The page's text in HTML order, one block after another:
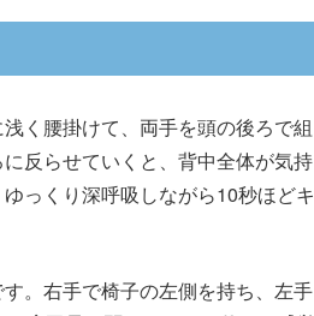
く腰掛けて、両手を頭の後ろで組
反らせていくと、背中全体が気持
っくり深呼吸しながら10秒ほどキ
。右手で椅子の左側を持ち、左手